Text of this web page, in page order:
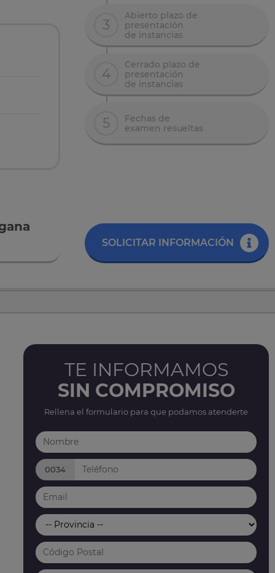
3
Abierto plazo de
presentación
de instancias
4
Cerrado plazo de
presentación
de instancias
5
Fechas de
examen resueltas
SOLICITAR INFORMACIÓN
TE INFORMAMOS
SIN COMPROMISO
Rellena el formulario para que podamos atenderte
0034